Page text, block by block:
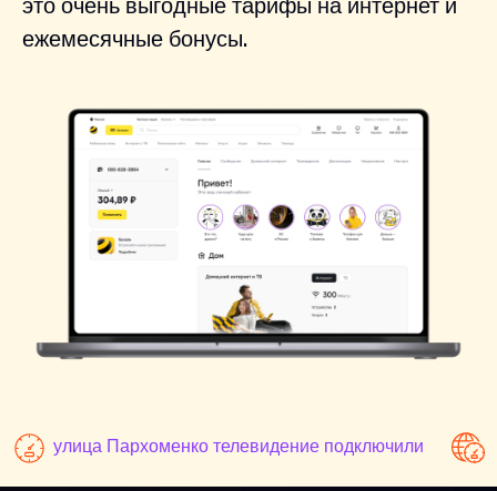
это очень выгодные тарифы на интернет и
ежемесячные бонусы.
улица Пархоменко телевидение подключили